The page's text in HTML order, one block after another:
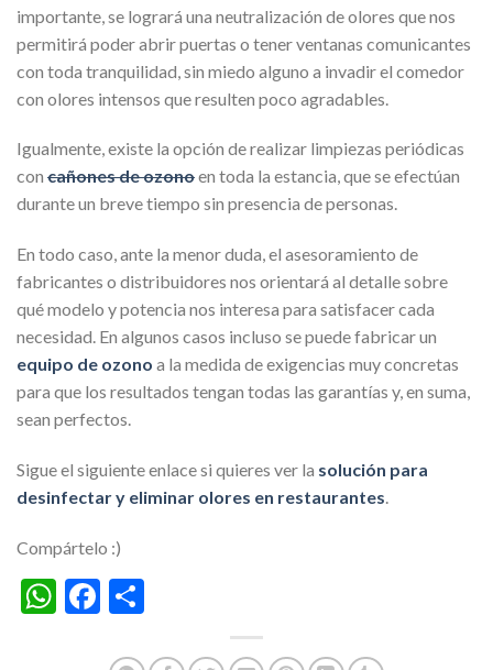
importante, se logrará una neutralización de olores que nos
permitirá poder abrir puertas o tener ventanas comunicantes
con toda tranquilidad, sin miedo alguno a invadir el comedor
con olores intensos que resulten poco agradables.
Igualmente, existe la opción de realizar limpiezas periódicas
con cañones de ozonoen toda la estancia, que se efectúan
durante un breve tiempo sin presencia de personas.
En todo caso, ante la menor duda, el asesoramiento de
fabricantes o distribuidores nos orientará al detalle sobre
qué modelo y potencia nos interesa para satisfacer cada
necesidad. En algunos casos incluso se puede fabricar un
equipo de ozono a la medida de exigencias muy concretas
para que los resultados tengan todas las garantías y, en suma,
sean perfectos.
Sigue el siguiente enlace si quieres ver la solución para
desinfectar y eliminar olores en restaurantes.
Compártelo :)
WhatsApp
Facebook